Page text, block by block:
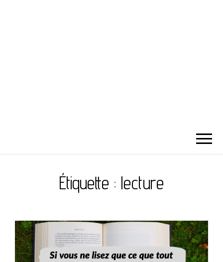
Étiquette : lecture